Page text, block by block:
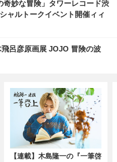
奇妙な冒険」タワーレコード渋
ャルトークイベント開催ィィ
呂彦原画展 JOJO 冒険の波
【連載】木島隆一の『一筆啓